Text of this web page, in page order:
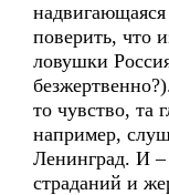
поверить, что
ловушки
то чувство, та
например,
Ленинград. И –
страданий и